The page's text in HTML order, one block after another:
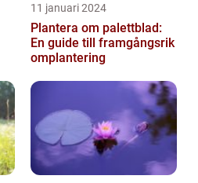
11 januari 2024
Plantera om palettblad:
En guide till framgångsrik
omplantering